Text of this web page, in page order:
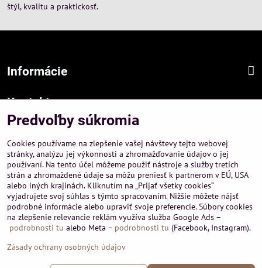
štýl, kvalitu a praktickosť.
Informácie
Kontakt
Sídlo firmy :
Hurbanová 3807/21, 03601 Martin
Prevádzka a obchodné informácie :
A-PEMA, s.r.o.
Severná 14, 03601 Martin
+421 911 532545
+421 903 807209
©2026Copyright
Predvoľby súkromia
Cookies používame na zlepšenie vašej návštevy tejto webovej
stránky, analýzu jej výkonnosti a zhromažďovanie údajov o jej
používaní. Na tento účel môžeme použiť nástroje a služby tretích
strán a zhromaždené údaje sa môžu preniesť k partnerom v EÚ, USA
alebo iných krajinách. Kliknutím na „Prijať všetky cookies“
vyjadrujete svoj súhlas s týmto spracovaním. Nižšie môžete nájsť
podrobné informácie alebo upraviť svoje preferencie. Súbory cookies
na zlepšenie relevancie reklám využíva služba Google Ads –
podrobnosti tu alebo Meta – podrobnosti tu (Facebook, Instagram).
Zásady ochrany osobných údajov